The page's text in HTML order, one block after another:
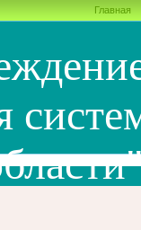
Главная